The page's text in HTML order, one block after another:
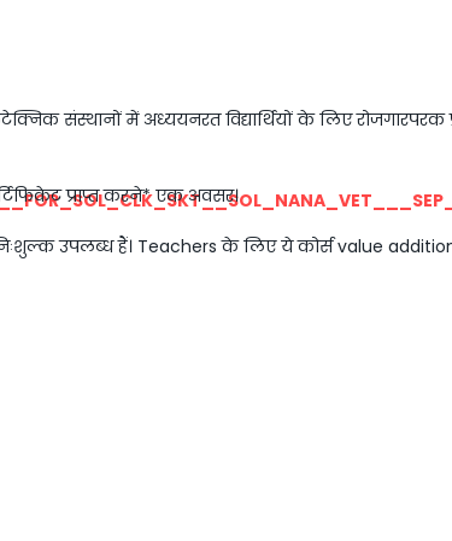
संस्थानों में अध्ययनरत विद्यार्थियों के लिए
प्राप्त करने* एक अवसर।
उपलब्ध हैं। Teachers के लिए ये कोर्स value